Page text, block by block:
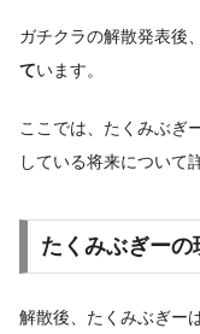
ガチクラの解散発表後、
ています。
ここでは、たくみぶぎ
している将来について
たくみぶぎー
解散後、たくみぶぎー